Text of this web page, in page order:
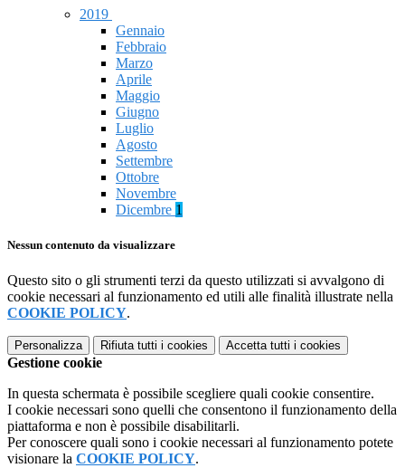
2019
Gennaio
Febbraio
Marzo
Aprile
Maggio
Giugno
Luglio
Agosto
Settembre
Ottobre
Novembre
Dicembre 1
Nessun contenuto da visualizzare
Questo sito o gli strumenti terzi da questo utilizzati si avvalgono di
cookie necessari al funzionamento ed utili alle finalità illustrate nella
COOKIE POLICY.
Personalizza Rifiuta tutti i cookies Accetta tutti i cookies
Gestione cookie
In questa schermata è possibile scegliere quali cookie consentire.
I cookie necessari sono quelli che consentono il funzionamento della
piattaforma e non è possibile disabilitarli.
Per conoscere quali sono i cookie necessari al funzionamento potete
visionare la COOKIE POLICY.